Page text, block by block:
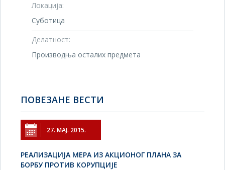
Локација:
Суботица
Делатност:
Производња осталих предмета
ПОВЕЗАНЕ ВЕСТИ
27. МАЈ. 2015.
РЕАЛИЗАЦИЈА МЕРА ИЗ АКЦИОНОГ ПЛАНА ЗА
БОРБУ ПРОТИВ КОРУПЦИЈЕ